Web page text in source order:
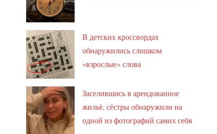
В детских кроссвордах
обнаружились слишком
«взрослые» слова
Заселившись в арендованное
жильё, сёстры обнаружили на
одной из фотографий самих себя